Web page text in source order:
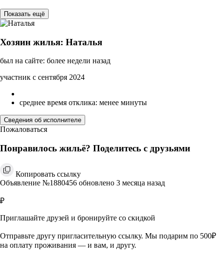
Показать ещё
Хозяин жилья: Наталья
был на сайте: более недели назад
участник с сентября 2024
среднее время отклика: менее минуты
Сведения об исполнителе
Пожаловаться
Понравилось жильё? Поделитесь с друзьями
Копировать ссылку
Объявление №1880456 обновлено 3 месяца назад
₽
Приглашайте друзей и бронируйте со скидкой
Отправьте другу пригласительную ссылку. Мы подарим по 500₽
на оплату проживания — и вам, и другу.